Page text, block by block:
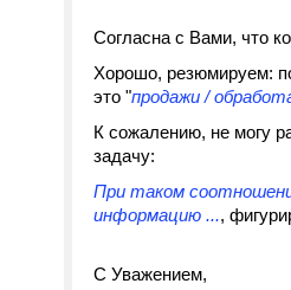
Согласна с Вами, что
Хорошо, резюмируем:
это "продажи /
К сожалению, не могу
задачу:
При таком
информацию ...,
С Уважением,